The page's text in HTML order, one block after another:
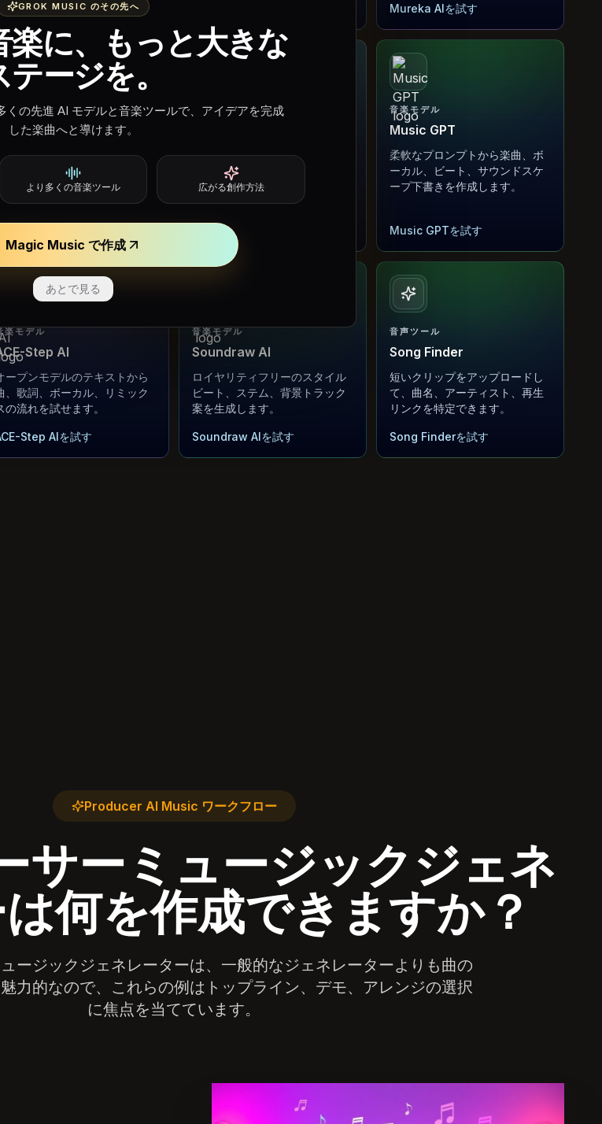
AIを試す Mureka AIを試す
楽モデル
Soniva Music AI
雰囲気、歌詞、ボーカル、メロ
ディ案を完成度のある楽曲下書
きに変換します。
音楽モデル
プロンプト曲、リミックス方
向、ステム案、共有できる音楽
プロジェクトを作成します。
Flow Musicを試す
音楽モデル
Music GPT
柔軟なプロンプトから楽曲、ボ
ーカル、ビート、サウンドスケ
ープ下書きを作成します。
Music GPTを試す
楽モデル
Step AI
ープンモデルのテキストから
、歌詞、ボーカル、リミック
の流れを試せます。
Step AIを試す
音楽モデル
Soundraw AI
ロイヤリティフリーのスタイル
ビート、ステム、背景トラック
案を生成します。
Soundraw AIを試す
音声ツール
Song Finder
短いクリップをアップロードし
て、曲名、アーティスト、再生
リンクを特定できます。
Song Finderを試す
Producer AI Music ワークフロー
サーミュージックジェネ
何を作成できますか？
ージックジェネレーターは、一般的なジェネレーターよりも曲の
力的なので、これらの例はトップライン、デモ、アレンジの選択
に焦点を当てています。
GROK MUSIC のその先へ
楽に、もっと大きな
テージを。
の先進 AI モデルと音楽ツールで、アイデアを完成
した楽曲へと導けます。
より多くの音楽ツール 広がる創作方法
Magic Music で作成
あとで見る